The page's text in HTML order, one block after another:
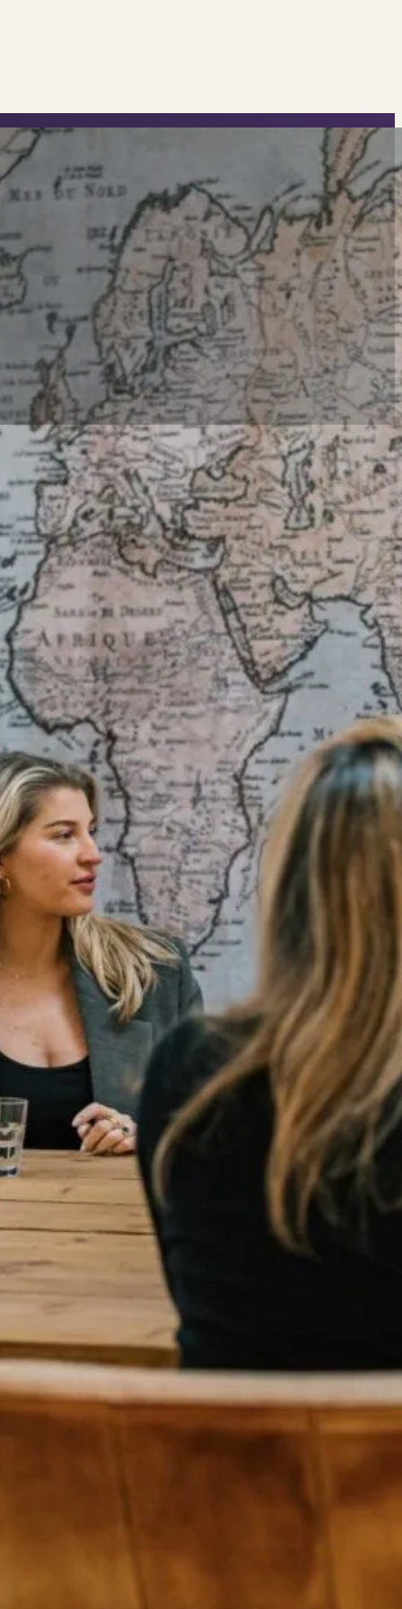
Inhoudsopgave
1: Verhoging NHG-grens
2: Startersvrijstelling
3: Hypotheekrenteaftrek en Wet Hillen
4: Eigenwoningforfait en WOZ-waarde
5: Overdrachtsbelasting voor
Wat betekent dit voor jou?
Rutger Spiering
Partner en Register Makelaar Register
Taxateur
"Mijn favoriete buurt is De
centrum van Haarlem. In de kronkelend
bevinden zich leuke restaurantjes en
verschillende winkels en leuke pleintjes
wel wat te doen is."
Meer weten?
Neem contact met ons op
Delen via..